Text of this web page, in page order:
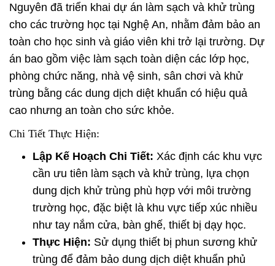
Nguyên đã triển khai dự án làm sạch và khử trùng
cho các trường học tại Nghệ An, nhằm đảm bảo an
toàn cho học sinh và giáo viên khi trở lại trường. Dự
án bao gồm việc làm sạch toàn diện các lớp học,
phòng chức năng, nhà vệ sinh, sân chơi và khử
trùng bằng các dung dịch diệt khuẩn có hiệu quả
cao nhưng an toàn cho sức khỏe.
Chi Tiết Thực Hiện:
Lập Kế Hoạch Chi Tiết: Xác định các khu vực
cần ưu tiên làm sạch và khử trùng, lựa chọn
dung dịch khử trùng phù hợp với môi trường
trường học, đặc biệt là khu vực tiếp xúc nhiều
như tay nắm cửa, bàn ghế, thiết bị dạy học.
Thực Hiện: Sử dụng thiết bị phun sương khử
trùng để đảm bảo dung dịch diệt khuẩn phủ